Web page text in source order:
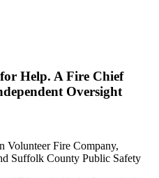
Help. A Fire Chief
Oversight
Volunteer Fire Company,
Suffolk County Public Safety